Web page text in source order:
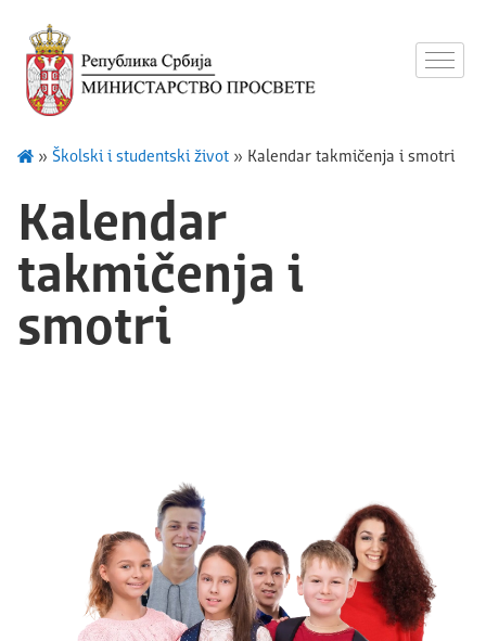
» Školski i studentski život » Kalendar takmičenja i smotri
Kalendar
takmičenja i
smotri